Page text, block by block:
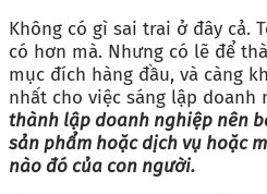
Không có gì sai trai ở đây cả.
có hơn mà. Nhưng có lẽ để
mục đích hàng đầu, và càng
nhất cho việc sáng lập doanh
thành lập doanh nghiệp nên
sản phẩm hoặc dịch vụ hoặc
nào đó của con người.